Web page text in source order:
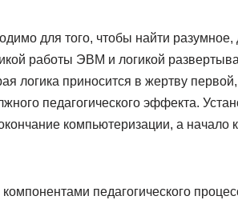
для того, чтобы найти разумное,
работы ЭВМ и логикой
логика приносится в жертву
педагогического эффекта.
компьютеризации, а начало
педагогического